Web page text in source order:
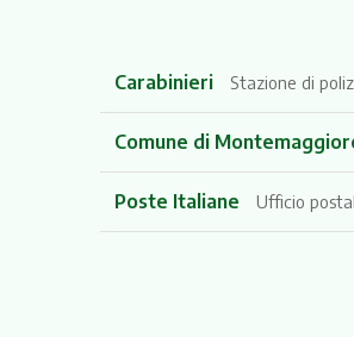
Carabinieri Stazione di
Comune di
Poste Italiane Ufficio